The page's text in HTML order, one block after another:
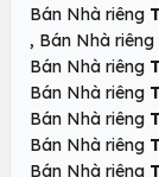
Bán Nhà riêng
, Bán Nhà riêng
Bán Nhà riêng
Bán Nhà riêng
Bán Nhà riêng
Bán Nhà riêng
Bán Nhà riêng